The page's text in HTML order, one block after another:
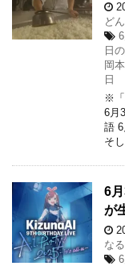
ど
日
岡
日
※「
6月
語 6
そ
6
が
なる